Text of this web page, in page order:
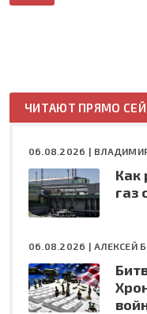
ЧИТАЮТ ПРЯМО
06.08.2026 |
Как
газ
06.08.2026 |АЛЕКСЕЙ